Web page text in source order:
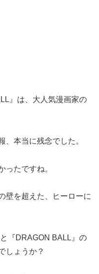
』は、大人気漫画家の
、本当に残念でした。
ったですね。
壁を超えた、ヒーローに
『DRAGON BALL』の
しょうか？